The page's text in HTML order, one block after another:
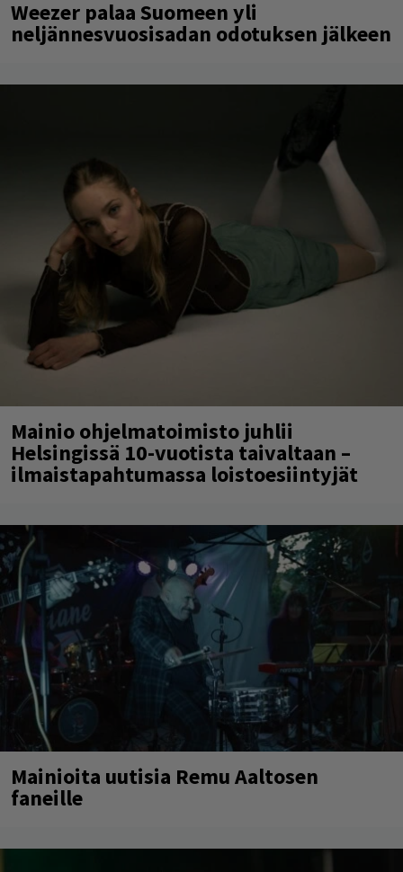
Weezer palaa Suomeen yli
neljännesvuosisadan odotuksen jälkeen
Mainio ohjelmatoimisto juhlii
Helsingissä 10-vuotista taivaltaan –
ilmaistapahtumassa loistoesiintyjät
Mainioita uutisia Remu Aaltosen
faneille